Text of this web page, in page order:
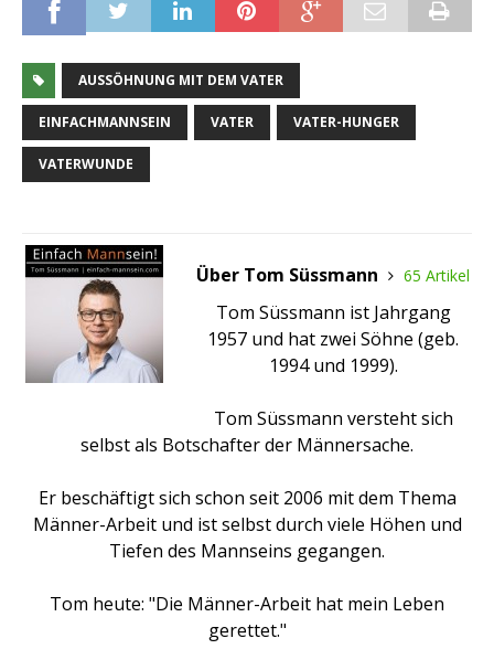
AUSSÖHNUNG MIT DEM VATER
EINFACHMANNSEIN VATER VATER-HUNGER
VATERWUNDE
Über Tom Süssmann 65 Artikel
Tom Süssmann ist Jahrgang
1957 und hat zwei Söhne (geb.
1994 und 1999).
Tom Süssmann versteht sich
selbst als Botschafter der Männersache.
Er beschäftigt sich schon seit 2006 mit dem Thema
Männer-Arbeit und ist selbst durch viele Höhen und
Tiefen des Mannseins gegangen.
Tom heute: "Die Männer-Arbeit hat mein Leben
gerettet."